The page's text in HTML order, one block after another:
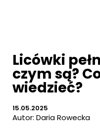
Licówki
czym są?
wiedzieć?
15.05.2025
Autor: Daria Rowecka